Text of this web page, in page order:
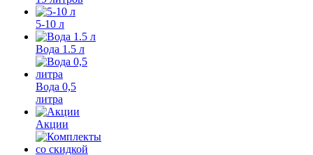
5-10 л
Вода 1.5 л
Вода 0,5
литра
Акции